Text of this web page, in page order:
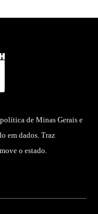
de Minas Gerais e
em dados. Traz
o estado.